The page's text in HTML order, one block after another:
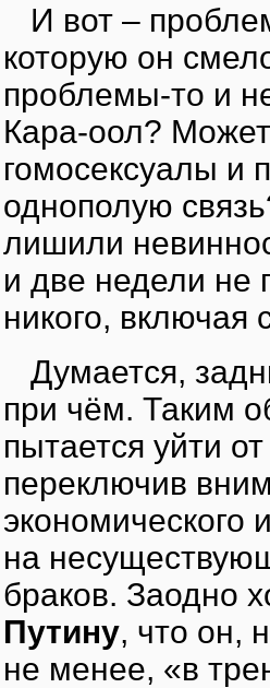
И вот –
которую он
проблемы-то и
Кара-оол?
гомосексуалы и
однополую
лишили
и две недели не
никого, включая
Думается,
при чём. Таким
пытается уйти
переключив
экономического
на
браков. Заодно
Путину, что он,
не менее, «в